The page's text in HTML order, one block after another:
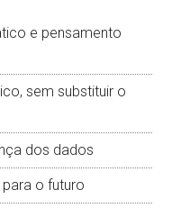
e pensamento
sem substituir o
dos dados
o futuro